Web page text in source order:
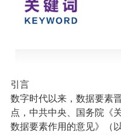
引言
数字时代以来，数据要素
点，中共中央、国务院《
数据要素作用的意见》（